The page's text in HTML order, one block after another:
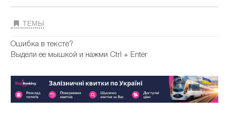
ТЕМЫ
Ошибка в тексте?
Выдели ее мышкой и нажми Ctrl + Enter